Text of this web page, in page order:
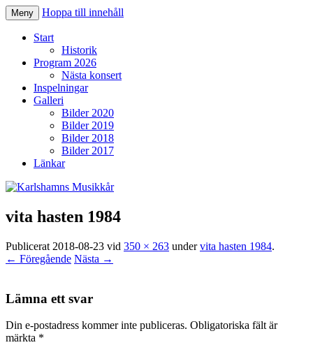
Karlshamns Musikkår
Meny Hoppa till innehåll
Start
Historik
Program 2026
Nästa konsert
Inspelningar
Galleri
Bilder 2020
Bilder 2019
Bilder 2018
Bilder 2017
Länkar
vita hasten 1984
Publicerat 2018-08-23 vid 350 × 263 undervita hasten 1984.
← Föregående Nästa →
Lämna ett svar
Din e-postadress kommer inte publiceras. Obligatoriska fält är
märkta *